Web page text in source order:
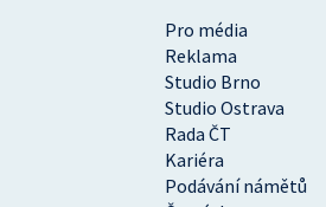
Pro média
Reklama
Studio Brno
Studio Ostrava
Rada ČT
Kariéra
Podávání námětů